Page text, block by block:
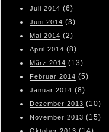
Juli 2014 (6)
Juni 2014 (3)
Mai 2014 (2)
April 2014 (8)
März 2014 (13)
Februar 2014 (5)
Januar 2014 (8)
Dezember 2013 (10)
November 2013 (15)